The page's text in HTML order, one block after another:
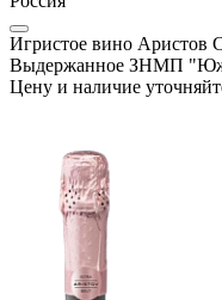
Игристое вино Аристов
Выдержанное ЗНМП
Цену и наличие